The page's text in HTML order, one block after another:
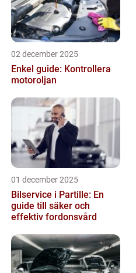
02 december 2025
Enkel guide: Kontrollera
motoroljan
01 december 2025
Bilservice i Partille: En
guide till säker och
effektiv fordonsvård